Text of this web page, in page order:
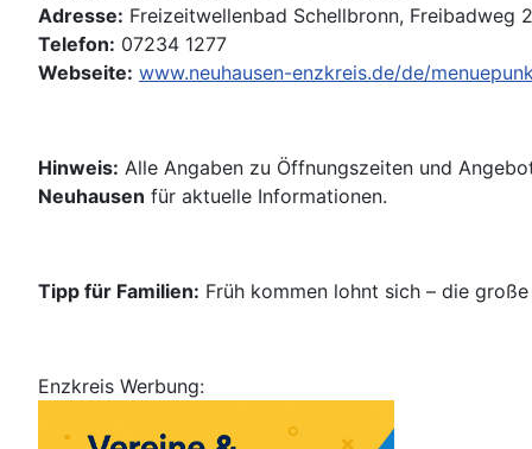
Adresse: Freizeitwellenbad Schellbronn, Freibadweg
Telefon: 07234 1277
Webseite: www.neuhausen-enzkreis.de/de/
Hinweis: Alle Angaben zu Öffnungszeiten und
Neuhausen für aktuelle Informationen.
Tipp für Familien: Früh kommen lohnt sich – die
Enzkreis Werbung: